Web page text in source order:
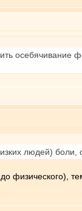
осебячивание
людей) боли,
физического),